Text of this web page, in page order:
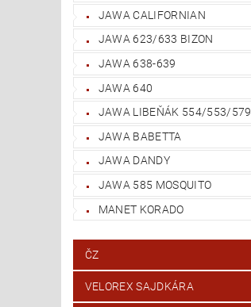
JAWA CALIFORNIAN
JAWA 623/633 BIZON
JAWA 638-639
JAWA 640
JAWA LIBEŇÁK 554/553/579
JAWA BABETTA
JAWA DANDY
JAWA 585 MOSQUITO
MANET KORADO
ČZ
VELOREX SAJDKÁRA